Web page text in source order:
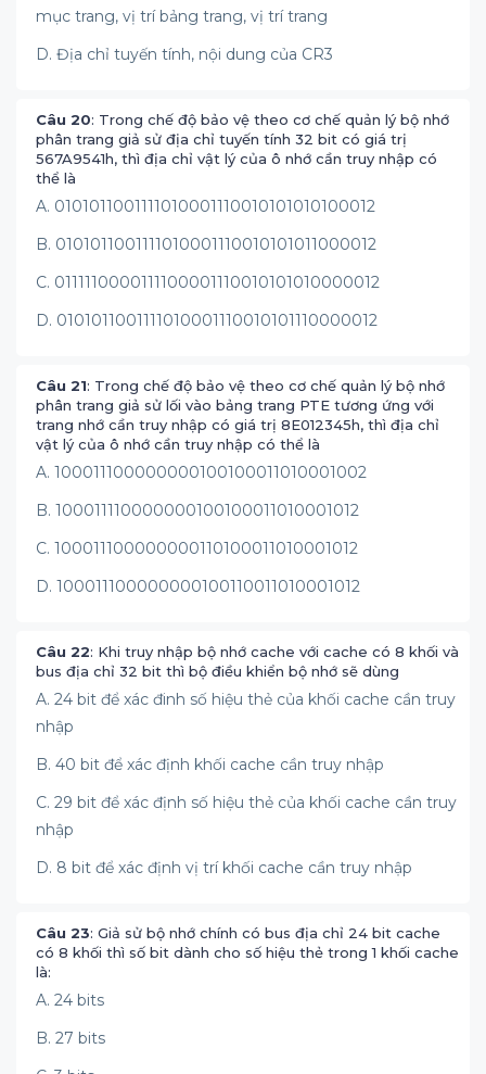
mục trang, vị trí bảng trang, vị trí trang
D. Địa chỉ tuyến tính, nội dung của CR3
Câu 20: Trong chế độ bảo vệ theo cơ chế quản lý bộ nhớ
phân trang giả sử địa chỉ tuyến tính 32 bit có giá trị
567A9541h, thì địa chỉ vật lý của ô nhớ cần truy nhập có
thể là
A. 0101011001111010001110010101010100012
B. 0101011001111010001110010101011000012
C. 0111110000111100001110010101010000012
D. 0101011001111010001110010101110000012
Câu 21: Trong chế độ bảo vệ theo cơ chế quản lý bộ nhớ
phân trang giả sử lối vào bảng trang PTE tương ứng với
trang nhớ cần truy nhập có giá trị 8E012345h, thì địa chỉ
vật lý của ô nhớ cần truy nhập có thể là
A. 100011100000000100100011010001002
B. 100011110000000100100011010001012
C. 100011100000000110100011010001012
D. 100011100000000100110011010001012
Câu 22: Khi truy nhập bộ nhớ cache với cache có 8 khối và
bus địa chỉ 32 bit thì bộ điều khiển bộ nhớ sẽ dùng
A. 24 bit để xác đinh số hiệu thẻ của khối cache cần truy
nhập
B. 40 bit để xác định khối cache cần truy nhập
C. 29 bit để xác định số hiệu thẻ của khối cache cần truy
nhập
D. 8 bit để xác định vị trí khối cache cần truy nhập
Câu 23: Giả sử bộ nhớ chính có bus địa chỉ 24 bit cache
có 8 khối thì số bit dành cho số hiệu thẻ trong 1 khối cache
là:
A. 24 bits
B. 27 bits